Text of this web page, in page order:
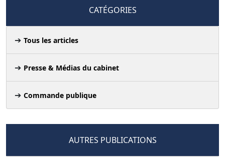
CATÉGORIES
Tous les articles
Presse & Médias du cabinet
Commande publique
AUTRES PUBLICATIONS